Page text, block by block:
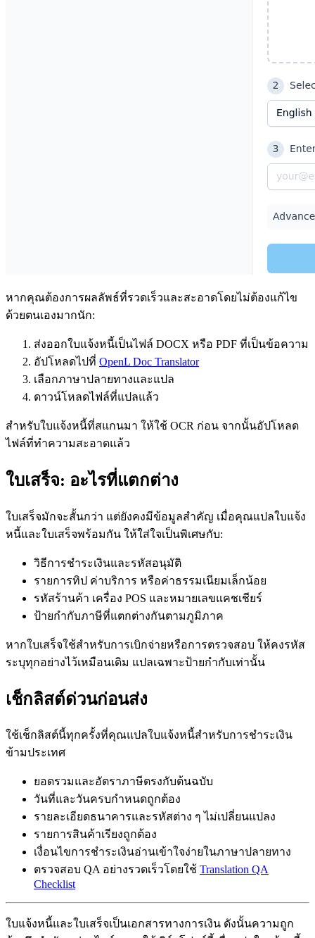
หากคุณต้องการผลลัพธ์ที่รวดเร็วและสะอาดโดยไม่ต้องแก้ไข
ด้วยตนเองมากนัก:
ส่งออกใบแจ้งหนี้เป็นไฟล์ DOCX หรือ PDF ที่เป็นข้อความ
อัปโหลดไปที่ OpenL Doc Translator
เลือกภาษาปลายทางและแปล
ดาวน์โหลดไฟล์ที่แปลแล้ว
สำหรับใบแจ้งหนี้ที่สแกนมา ให้ใช้ OCR ก่อน จากนั้นอัปโหลด
ไฟล์ที่ทำความสะอาดแล้ว
ใบเสร็จ: อะไรที่แตกต่าง
ใบเสร็จมักจะสั้นกว่า แต่ยังคงมีข้อมูลสำคัญ เมื่อคุณแปลใบแจ้ง
หนี้และใบเสร็จพร้อมกัน ให้ใส่ใจเป็นพิเศษกับ:
วิธีการชำระเงินและรหัสอนุมัติ
รายการทิป ค่าบริการ หรือค่าธรรมเนียมเล็กน้อย
รหัสร้านค้า เครื่อง POS และหมายเลขแคชเชียร์
ป้ายกำกับภาษีที่แตกต่างกันตามภูมิภาค
หากใบเสร็จใช้สำหรับการเบิกจ่ายหรือการตรวจสอบ ให้คงรหัส
ระบุทุกอย่างไว้เหมือนเดิม แปลเฉพาะป้ายกำกับเท่านั้น
เช็กลิสต์ด่วนก่อนส่ง
ใช้เช็กลิสต์นี้ทุกครั้งที่คุณแปลใบแจ้งหนี้สำหรับการชำระเงิน
ข้ามประเทศ
ยอดรวมและอัตราภาษีตรงกับต้นฉบับ
วันที่และวันครบกำหนดถูกต้อง
รายละเอียดธนาคารและรหัสต่าง ๆ ไม่เปลี่ยนแปลง
รายการสินค้าเรียงถูกต้อง
เงื่อนไขการชำระเงินอ่านเข้าใจง่ายในภาษาปลายทาง
ตรวจสอบ QA อย่างรวดเร็วโดยใช้ Translation QA
Checklist
ใบแจ้งหนี้และใบเสร็จเป็นเอกสารทางการเงิน ดังนั้นความถูก